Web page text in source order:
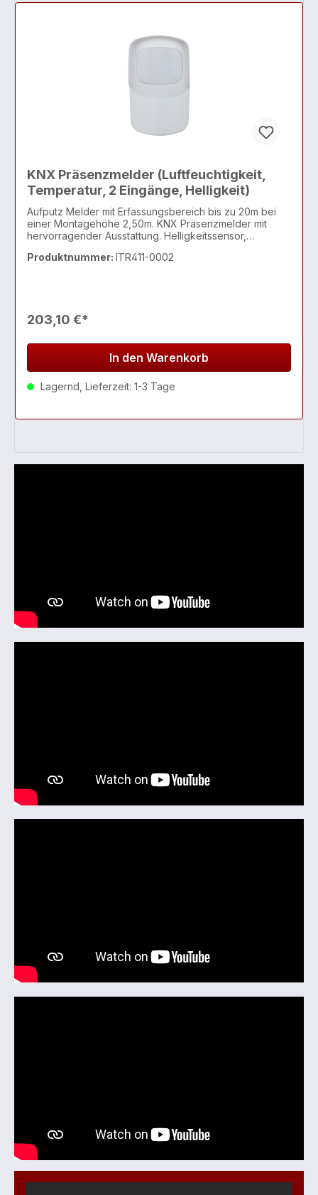
KNX Präsenzmelder (Luftfeuchtigkeit,
Temperatur, 2 Eingänge, Helligkeit)
Aufputz Melder mit Erfassungsbereich bis zu 20m bei
einer Montagehöhe 2,50m. KNX Präsenzmelder mit
hervorragender Ausstattung. Helligkeitssensor,
Eingänge integriert. Zur Erweiterung und
Produktnummer: ITR411-0002
203,10 €*
In den Warenkorb
Lagernd, Lieferzeit: 1-3 Tage